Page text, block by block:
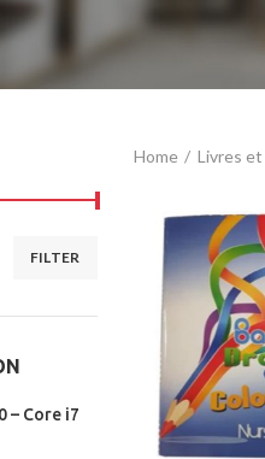
FILTER
– Core i7
Home Livres